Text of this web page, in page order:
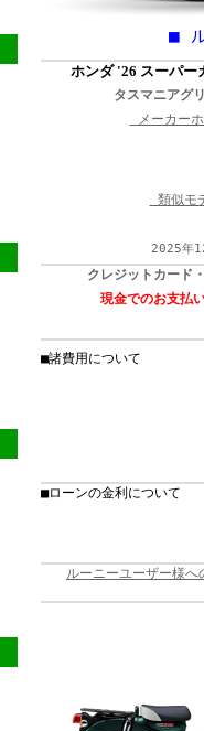
■
ホンダ '26 スーパー
タスマニアグ
メーカー
類似モ
2025年
クレジットカード
現金でのお支払
■諸費用について
■ローンの金利について
ルーニーユーザー